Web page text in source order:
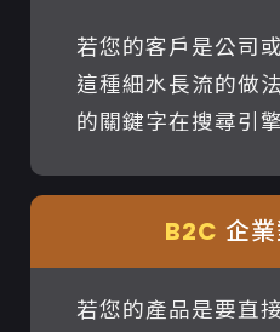
若您的客戶是公司
這種細水長流的做
的關鍵字在搜尋引
B2C 企
若您的產品是要直